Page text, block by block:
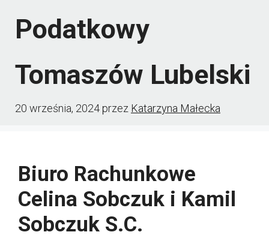
Podatkowy
Tomaszów Lubelski
20 września, 2024przez Katarzyna Małecka
Biuro Rachunkowe
Celina Sobczuk i Kamil
Sobczuk S.C.